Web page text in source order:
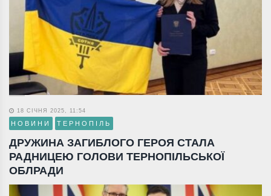
18 СІЧНЯ 2025, 11:54
НОВИНИ ТЕРНОПІЛЬ
ДРУЖИНА ЗАГИБЛОГО ГЕРОЯ СТАЛА
РАДНИЦЕЮ ГОЛОВИ ТЕРНОПІЛЬСЬКОЇ
ОБЛРАДИ